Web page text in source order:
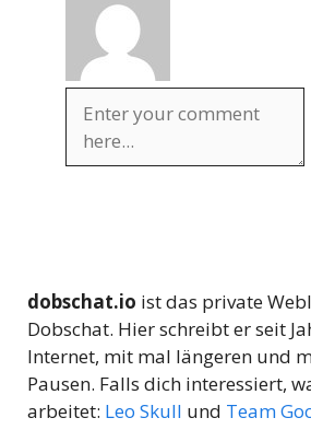
dobschat.io ist das private
Dobschat. Hier schreibt er seit
Internet, mit mal längeren und
Pausen. Falls dich interessiert,
arbeitet: Leo Skull und Team